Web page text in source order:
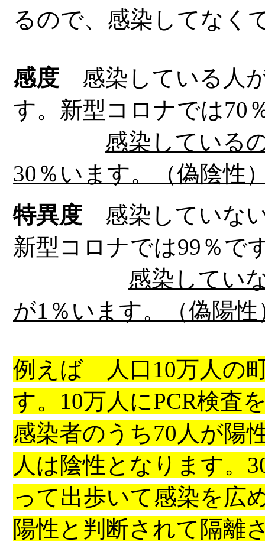
るので、感染してなく
感度 感染している人
す。新型コロナでは70
感染している
30 ％います。（偽陰性
特異度 感染していな
新型コロナでは99 ％で
感染してい
が1 ％います。（偽陽性
例えば 人口 10万人の
す。 10万人にPCR検査
感染者のうち70 人が陽
人は陰性となります。
って出歩いて感染を広
陽性と判断されて隔離